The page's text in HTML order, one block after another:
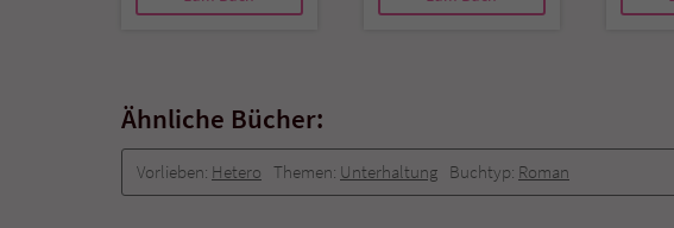
Ähnliche Bücher:
Vorlieben: Hetero Themen: Unterhaltung Buchtyp: Roman